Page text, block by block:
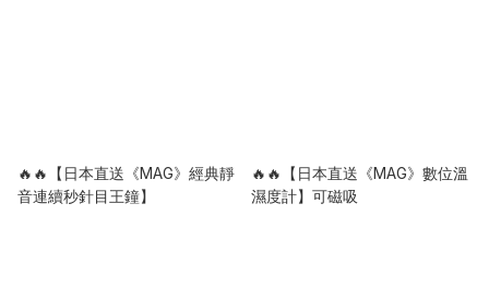
🔥🔥【日本直送《MAG》經典靜
音連續秒針目王鐘】
🔥🔥【日本直送《MAG》數位溫
濕度計】可磁吸